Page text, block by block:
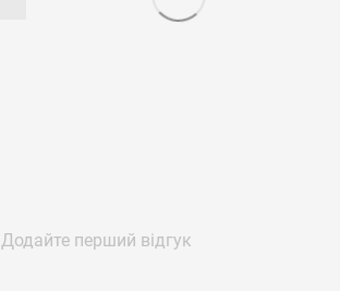
Додайте перший відгук